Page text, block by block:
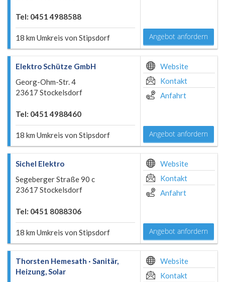
Tel: 0451 4988588
18 km Umkreis von Stipsdorf Angebot anfordern
Elektro Schütze GmbH
Georg-Ohm-Str. 4
23617 Stockelsdorf
Tel: 0451 4988460
18 km Umkreis von Stipsdorf
Website
Kontakt
Anfahrt
Angebot anfordern
Sichel Elektro
Segeberger Straße 90 c
23617 Stockelsdorf
Tel: 0451 8088306
18 km Umkreis von Stipsdorf
Website
Kontakt
Anfahrt
Angebot anfordern
Thorsten Hemesath · Sanitär,
Heizung, Solar
Website
Kontakt